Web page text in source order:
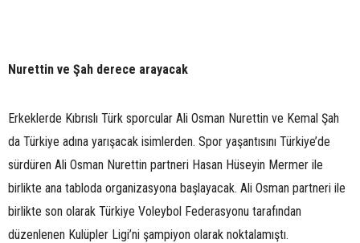
Nurettin ve Şah derece arayacak
Erkeklerde Kıbrıslı Türk sporcular Ali Osman Nurettin ve Kemal Şah
da Türkiye adına yarışacak isimlerden. Spor yaşantısını Türkiye’de
sürdüren Ali Osman Nurettin partneri Hasan Hüseyin Mermer ile
birlikte ana tabloda organizasyona başlayacak. Ali Osman partneri ile
birlikte son olarak Türkiye Voleybol Federasyonu tarafından
düzenlenen Kulüpler Ligi’ni şampiyon olarak noktalamıştı.